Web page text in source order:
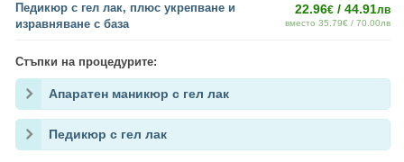
Педикюр с гел лак, плюс укрепване и
изравняване с база
22.96€ / 44.91лв
вместо 35.79€ / 70.00лв
Стъпки на процедурите:
Апаратен маникюр с гел лак
Педикюр с гел лак